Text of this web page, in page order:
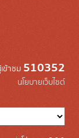
ข้าชม 510352
นโยบายเว็บไซต์